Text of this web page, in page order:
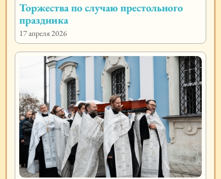
Торжества по случаю престольного
праздника
17 апреля 2026